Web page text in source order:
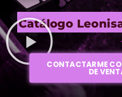
Catálogo
CONTACTARME
DE